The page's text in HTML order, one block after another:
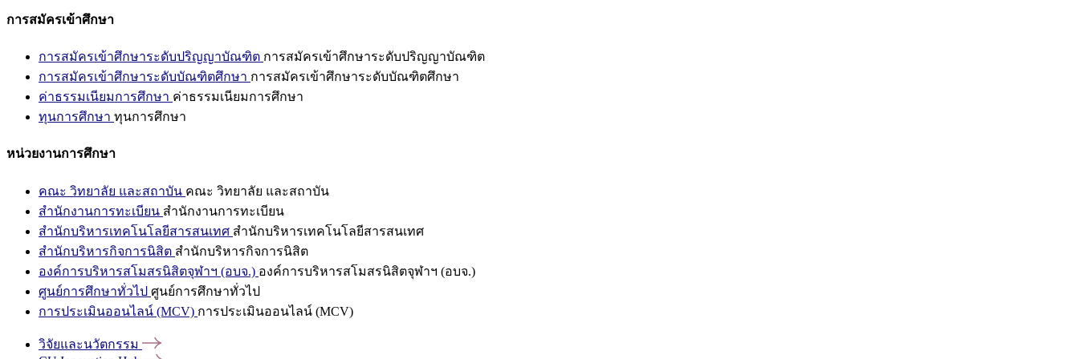
การสมัครเข้าศึกษา
การสมัครเข้าศึกษาระดับปริญญาบัณฑิต การสมัครเข้าศึกษาระดับปริญญาบัณฑิต
การสมัครเข้าศึกษาระดับบัณฑิตศึกษา การสมัครเข้าศึกษาระดับบัณฑิตศึกษา
ค่าธรรมเนียมการศึกษา ค่าธรรมเนียมการศึกษา
ทุนการศึกษา ทุนการศึกษา
หน่วยงานการศึกษา
คณะ วิทยาลัย และสถาบัน คณะ วิทยาลัย และสถาบัน
สำนักงานการทะเบียน สำนักงานการทะเบียน
สำนักบริหารเทคโนโลยีสารสนเทศ สำนักบริหารเทคโนโลยีสารสนเทศ
สำนักบริหารกิจการนิสิต สำนักบริหารกิจการนิสิต
องค์การบริหารสโมสรนิสิตจุฬาฯ (อบจ.) องค์การบริหารสโมสรนิสิตจุฬาฯ (อบจ.)
ศูนย์การศึกษาทั่วไป ศูนย์การศึกษาทั่วไป
การประเมินออนไลน์ (MCV) การประเมินออนไลน์ (MCV)
วิจัยและนวัตกรรม